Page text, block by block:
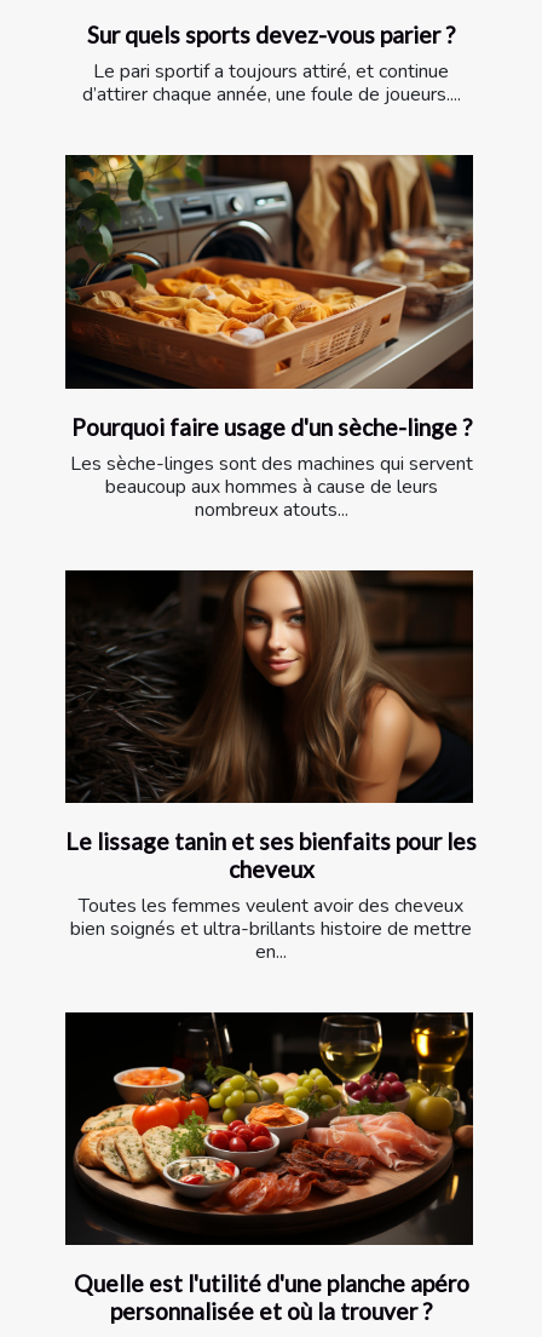
Sur quels sports devez-vous parier ?
Le pari sportif a toujours attiré, et continue
d’attirer chaque année, une foule de joueurs....
Pourquoi faire usage d'un sèche-linge ?
Les sèche-linges sont des machines qui servent
beaucoup aux hommes à cause de leurs
nombreux atouts...
Le lissage tanin et ses bienfaits pour les
cheveux
Toutes les femmes veulent avoir des cheveux
bien soignés et ultra-brillants histoire de mettre
en...
Quelle est l'utilité d'une planche apéro
personnalisée et où la trouver ?